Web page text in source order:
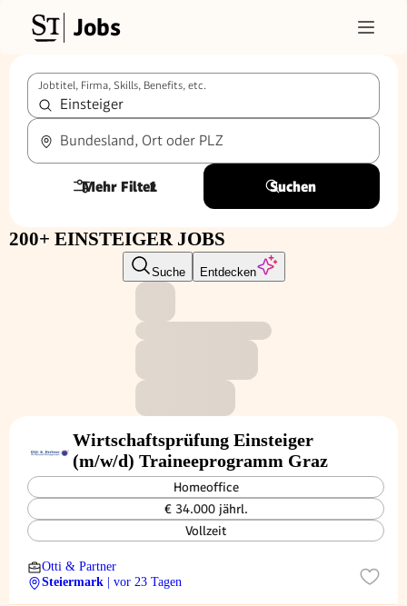
Jobs
Jobtitel, Firma, Skills, Benefits, etc.
Bundesland, Ort oder PLZ
Mehr Filter
1 Suchen
200+ EINSTEIGER JOBS
Suche Entdecken
Wirtschaftsprüfung Einsteiger
(m/w/d) Traineeprogramm Graz
Homeoffice
€ 34.000 jährl.
Vollzeit
Otti & Partner
Steiermark
| vor 23 Tagen